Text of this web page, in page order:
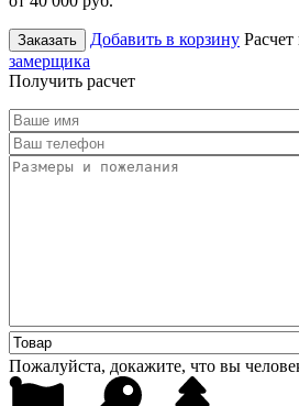
Заказать Добавить в корзину
замерщика
Получить расчет
Пожалуйста, докажите, что вы